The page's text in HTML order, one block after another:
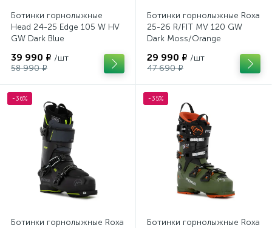
Ботинки горнолыжные
Head 24-25 Edge 105 W HV
GW Dark Blue
39 990 ₽ /шт
58 990 ₽
Ботинки горнолыжные Roxa
25-26 R/FIT MV 120 GW
Dark Moss/Orange
29 990 ₽ /шт
47 690 ₽
-36%
Ботинки горнолыжные Roxa
-35%
Ботинки горнолыжные Roxa